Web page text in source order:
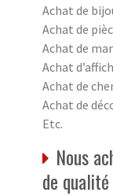
Achat de
Achat de
Achat de
Achat
Achat de
Achat de
Etc.
Nous
de